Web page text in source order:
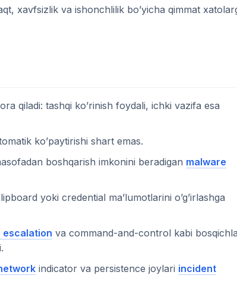
xavfsizlik va ishonchlilik bo’yicha qimmat
qiladi: tashqi ko’rinish foydali, ichki vazifa esa
ko’paytirishi shart emas.
boshqarish imkonini beradigan malware
yoki credential ma’lumotlarini o’g’irlashga
escalation va command-and-control kabi
indicator va persistence joylari incident